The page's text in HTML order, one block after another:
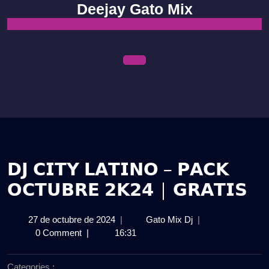
content
Deejay Gato Mix
𝗗𝗝 𝗖𝗜𝗧𝗬 𝗟𝗔𝗧𝗜𝗡𝗢 – 𝗣𝗔𝗖𝗞
𝗢𝗖𝗧𝗨𝗕𝗥𝗘 𝟮𝗞𝟮𝟰 | 𝗚𝗥𝗔𝗧𝗜𝗦
27 de octubre de 202427
de
| Gato Mix Dj𝗗𝗝|
0 Comment | 16:31
Categories :